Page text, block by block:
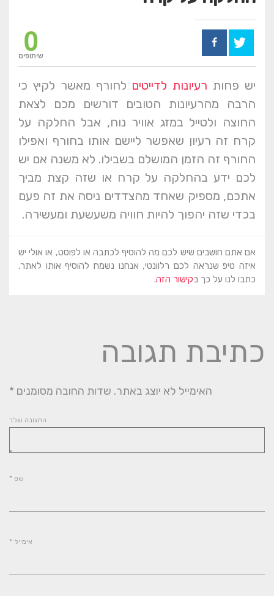
0
שיתופים
יש פחות רעיונות לדייטים לחורף מאשר לקיץ כי
הרבה מהרעיונות הטובים דורשים מכם לצאת
החוצה ולטייל במזג אוויר נוח, אבל החלקה על
קרח זה רעיון שאפשר ליישם אותו בחורף ואפילו
החורף זה הזמן המושלם בשבילו. לא משנה אם יש
לכם ידע בהחלקה על קרח או שזה קצת מביך
אתכם, מספיק שאחד מהצדדים ניסה את זה פעם
בכדי שזה יהפוך להיות חוויה משעשעת ומעשירה.
אם אתם חושבים שיש לכם מה להוסיף לכתבה או לפוסט, או אולי יש
איזה טיפ שנראה לכם רלוונטי, אנחנו נשמח להוסיף אותו לאתר.
כתבו לנו על כך בקישור הזה.
כתיבת תגובה
האימייל לא יוצג באתר. שדות החובה מסומנים *
התגובה שלך
שם *
אימייל *